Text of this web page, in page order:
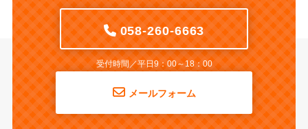
058-260-6663
受付時間／平日9：00～18：00
メールフォーム